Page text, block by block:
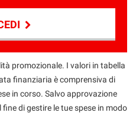
promozionale. I valori in tabella
finanziaria è comprensiva di
in corso. Salvo approvazione
di gestire le tue spese in modo